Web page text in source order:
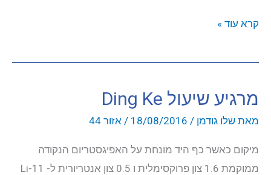
Yun
Li
Tian
Zong
קרא עוד »
מרגיע שיעול Ding Ke
מאת שלו גודמן /
18/08/2016
/ אזור 44
מיקום כאשר כף היד מונחת על האפיגסטריום הנקודה
ממוקמת 1.6 צון פרוקסימלית ו 0.5 צון אנטריורית ל- Li-11
התחבר